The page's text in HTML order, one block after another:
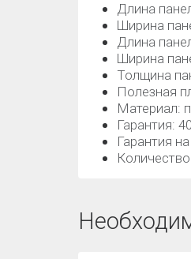
Длина
Ширина
Длина
Ширина
Толщина
Полезная
Материал:
Гарантия:
Гарантия